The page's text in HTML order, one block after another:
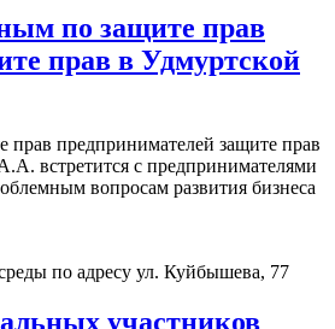
по защите прав
прав в Удмуртской
предпринимателей защите прав
встретится с предпринимателями
вопросам развития бизнеса
по адресу ул. Куйбышева, 77
участников